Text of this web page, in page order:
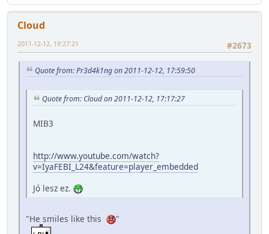
Cloud
#2673
2011-12-12, 19:27:21
Quote from: Pr3d4k1ng on 2011-12-12, 17:59:50
Quote from: Cloud on 2011-12-12, 17:17:27
MIB3
http://www.youtube.com/watch?
v=IyaFEBI_L24&feature=player_embedded
Jó lesz ez.
"He smiles like this "